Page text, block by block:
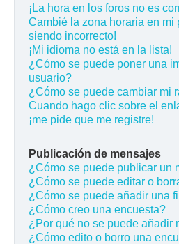
¡La hora en los foros no es
Cambié la zona horaria en mi
siendo incorrecto!
¡Mi idioma no está en la lista!
¿Cómo se puede poner una
usuario?
¿Cómo se puede cambiar mi
Cuando hago clic sobre el
¡me pide que me registre!
Publicación de mensajes
¿Cómo se puede publicar un
¿Cómo se puede editar o
¿Cómo se puede añadir una
¿Cómo creo una encuesta?
¿Por qué no se puede añadir
¿Cómo edito o borro una